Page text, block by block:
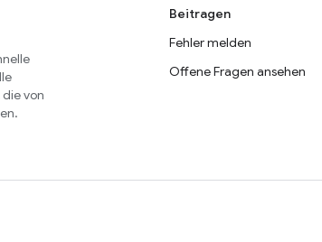
von
Beitragen
Fehler melden
Offene Fragen ansehen